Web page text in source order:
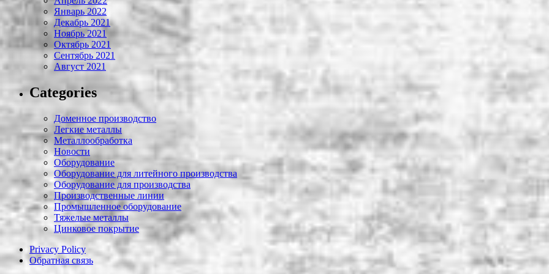
Январь 2022
Декабрь 2021
Ноябрь 2021
Октябрь 2021
Сентябрь 2021
Август 2021
Categories
Доменное производство
Легкие металлы
Металлообработка
Новости
Оборудование
Оборудование для литейного производства
Оборудование для производства
Производственные линии
Промышленное оборудование
Тяжелые металлы
Цинковое покрытие
Privacy Policy
Обратная связь